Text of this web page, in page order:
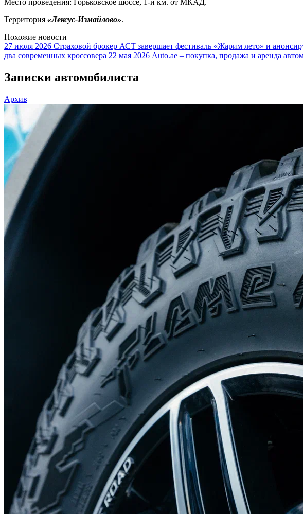
Территория «Лексус-Измайлово».
Похожие новости
27 июля 2026 Страховой брокер АСТ завершает фестиваль «Жарим лето» и
два современных кроссовера 22 мая 2026 Auto.ae – покупка, продажа и аренда
Записки автомобилиста
Архив